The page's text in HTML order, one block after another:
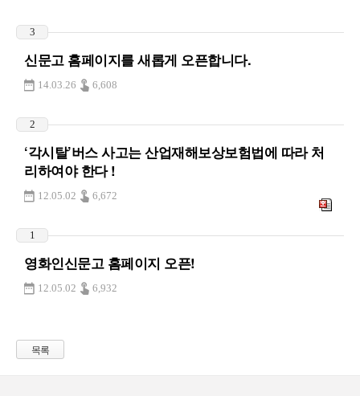
3
신문고 홈페이지를 새롭게 오픈합니다.
14.03.26 6,608
2
‘각시탈’버스 사고는 산업재해보상보험법에 따라 처
리하여야 한다 !
12.05.02 6,672
1
영화인신문고 홈페이지 오픈!
12.05.02 6,932
목록